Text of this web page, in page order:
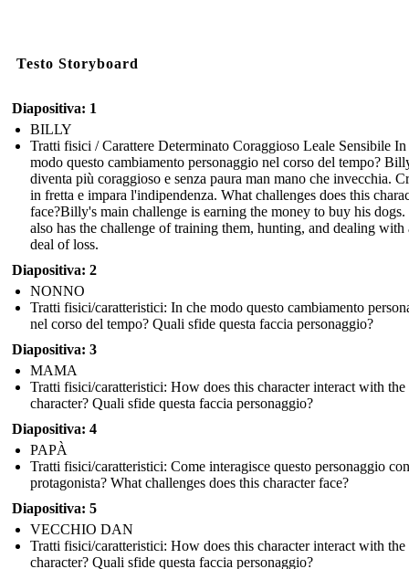
Testo Storyboard
Diapositiva: 1
BILLY
Tratti fisici / Carattere Determinato Coraggioso Leale Sensibile In
modo questo cambiamento personaggio nel corso del tempo?
diventa più coraggioso e senza paura man mano che invecchia.
in fretta e impara l'indipendenza. What challenges does this
face? Billy's main challenge is earning the money to buy his dogs.
also has the challenge of training them, hunting, and dealing with
deal of loss.
Diapositiva: 2
NONNO
Tratti fisici/caratteristici: In che modo questo cambiamento
nel corso del tempo? Quali sfide questa faccia personaggio?
Diapositiva: 3
MAMA
Tratti fisici/caratteristici: How does this character interact with the
character? Quali sfide questa faccia personaggio?
Diapositiva: 4
PAPÀ
Tratti fisici/caratteristici: Come interagisce questo personaggio
protagonista? What challenges does this character face?
Diapositiva: 5
VECCHIO DAN
Tratti fisici/caratteristici: How does this character interact with the
character? Quali sfide questa faccia personaggio?